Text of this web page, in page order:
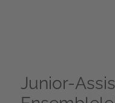
Junior-